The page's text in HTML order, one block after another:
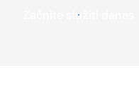
Začnite služiti danes